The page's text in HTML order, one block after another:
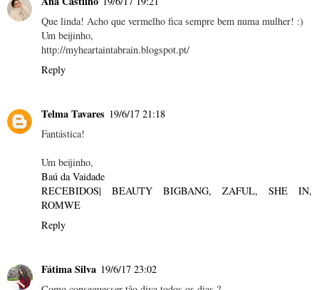
Que linda! Acho que vermelho fica sempre bem numa mulher! :)
Um beijinho,
http://myheartaintabrain.blogspot.pt/
Reply
Telma Tavares 19/6/17 21:18
Fantástica!
Um beijinho,
Baú da Vaidade
RECEBIDOS| BEAUTY BIGBANG, ZAFUL, SHE IN,
ROMWE
Reply
Fátima Silva 19/6/17 23:02